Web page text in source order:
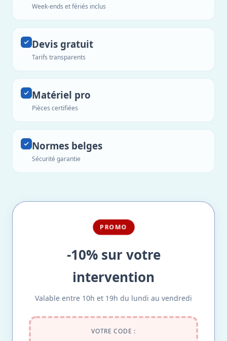
Week-ends et fériés inclus
Devis gratuit
Tarifs transparents
Matériel pro
Pièces certifiées
Normes belges
Sécurité garantie
PROMO
-10% sur votre
intervention
Valable entre 10h et 19h du lundi au vendredi
VOTRE CODE :